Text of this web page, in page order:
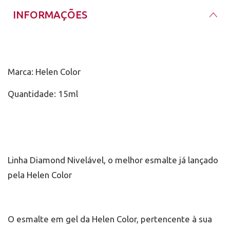
INFORMAÇÕES
Marca: Helen Color
Quantidade: 15ml
Linha Diamond Nivelável, o melhor esmalte já lançado
pela Helen Color
O esmalte em gel da Helen Color, pertencente à sua